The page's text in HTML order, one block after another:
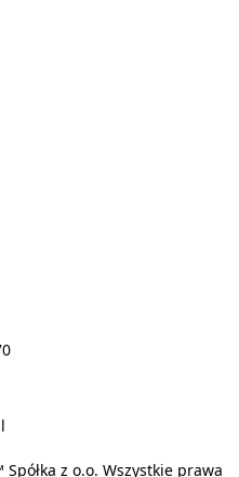
z o.o. Wszystkie prawa